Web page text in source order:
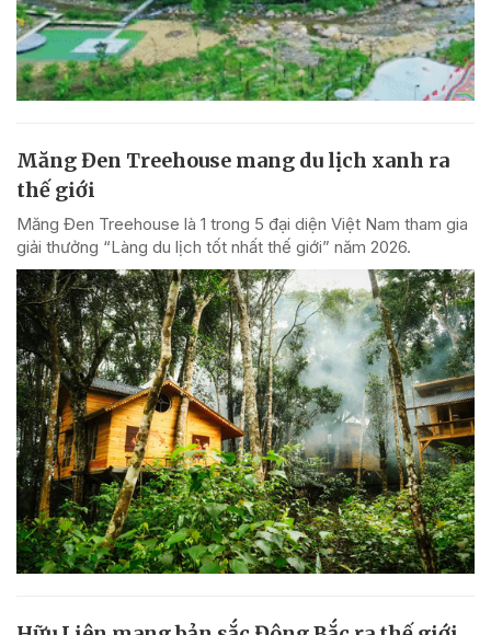
Măng Đen Treehouse mang du lịch xanh ra
thế giới
Măng Đen Treehouse là 1 trong 5 đại diện Việt Nam tham gia
giải thưởng “Làng du lịch tốt nhất thế giới” năm 2026.